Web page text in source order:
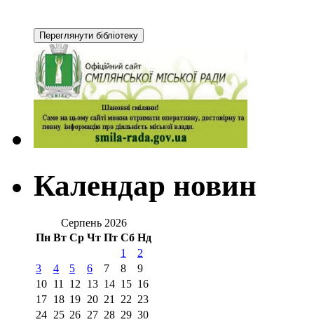
Календар новин
Серпень 2026
Пн Вт Ср Чт Пт Сб Нд
1
2
3
4 5 6 7 8
9
10 11 12 13 14 15 16
17 18 19 20 21 22 23
24 25 26 27 28 29 30